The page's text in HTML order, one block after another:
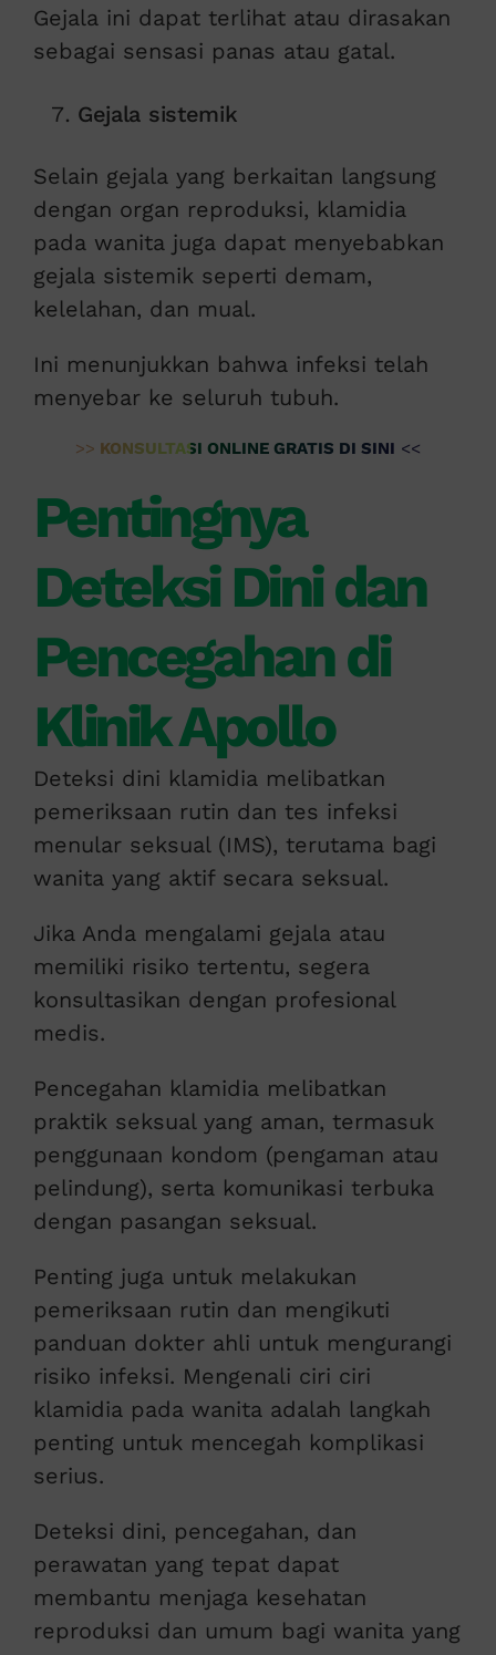
Gejala ini dapat terlihat atau dirasakan
sebagai sensasi panas atau gatal.
Gejala sistemik
Selain gejala yang berkaitan langsung
dengan organ reproduksi, klamidia
pada wanita juga dapat menyebabkan
gejala sistemik seperti demam,
kelelahan, dan mual.
Ini menunjukkan bahwa infeksi telah
menyebar ke seluruh tubuh.
>> KONSULTASI ONLINE GRATIS DI SINI <<
Pentingnya
Deteksi Dini dan
Pencegahan di
Klinik Apollo
Deteksi dini klamidia melibatkan
pemeriksaan rutin dan tes infeksi
menular seksual (IMS), terutama bagi
wanita yang aktif secara seksual.
Jika Anda mengalami gejala atau
memiliki risiko tertentu, segera
konsultasikan dengan profesional
medis.
Pencegahan klamidia melibatkan
praktik seksual yang aman, termasuk
penggunaan kondom (pengaman atau
pelindung), serta komunikasi terbuka
dengan pasangan seksual.
Penting juga untuk melakukan
pemeriksaan rutin dan mengikuti
panduan dokter ahli untuk mengurangi
risiko infeksi. Mengenali ciri ciri
klamidia pada wanita adalah langkah
penting untuk mencegah komplikasi
serius.
Deteksi dini, pencegahan, dan
perawatan yang tepat dapat
membantu menjaga kesehatan
reproduksi dan umum bagi wanita yang